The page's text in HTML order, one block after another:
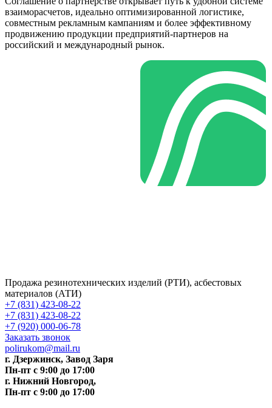
взаиморасчетов, идеально оптимизированной логистике,
совместным рекламным кампаниям и более эффективному
продвижению продукции предприятий-партнеров на
российский и международный рынок.
Продажа резинотехнических изделий (РТИ), асбестовых
материалов (АТИ)
+7 (831) 423-08-22
+7 (831) 423-08-22
+7 (920) 000-06-78
Заказать звонок
polirukom@mail.ru
г. Дзержинск, Завод Заря
Пн-пт c 9:00 до 17:00
г. Нижний Новгород,
Пн-пт c 9:00 до 17:00